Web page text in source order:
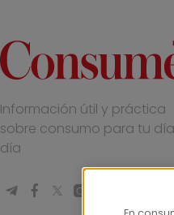
Información útil y práctica
sobre consumo para tu
día